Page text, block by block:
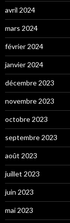
avril 2024
mars 2024
février 2024
janvier 2024
décembre 2023
novembre 2023
octobre 2023
septembre 2023
août 2023
juillet 2023
juin 2023
mai 2023